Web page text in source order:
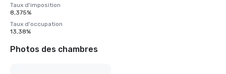
Taux d'imposition
8,375%
Taux d'occupation
13,38%
Photos des chambres